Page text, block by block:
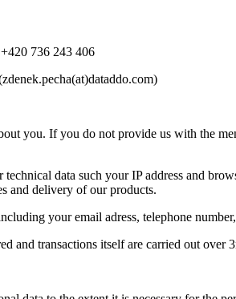
+420 736 243 406
you. If you do not provide us with the
data such your IP address and
and delivery of our products.
your email adress, telephone
and transactions itself are carried out over